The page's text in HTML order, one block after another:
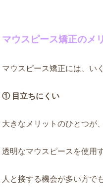
マウスピース矯正のメ
マウスピース矯正には、い
① 目立ちにくい
大きなメリットのひとつが
透明なマウスピースを使用
人と接する機会が多い方でも